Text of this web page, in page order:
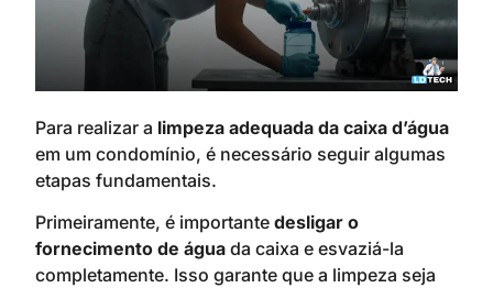
Para realizar a limpeza adequada da caixa d’água
em um condomínio, é necessário seguir algumas
etapas fundamentais.
Primeiramente, é importante desligar o
fornecimento de água da caixa e esvaziá-la
completamente. Isso garante que a limpeza seja